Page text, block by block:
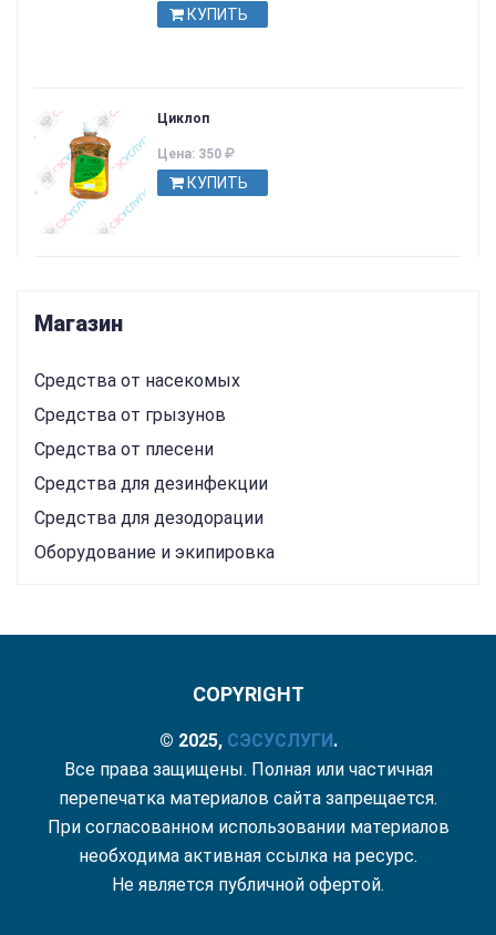
КУПИТЬ
Циклоп
Цена: 350
КУПИТЬ
Магазин
Средства от насекомых
Средства от грызунов
Средства от плесени
Средства для дезинфекции
Средства для дезодорации
Оборудование и экипировка
COPYRIGHT
© 2025, СЭСУСЛУГИ .
Все права защищены. Полная или частичная
перепечатка материалов сайта запрещается.
При согласованном использовании материалов
необходима активная ссылка на ресурс.
Не является публичной офертой.